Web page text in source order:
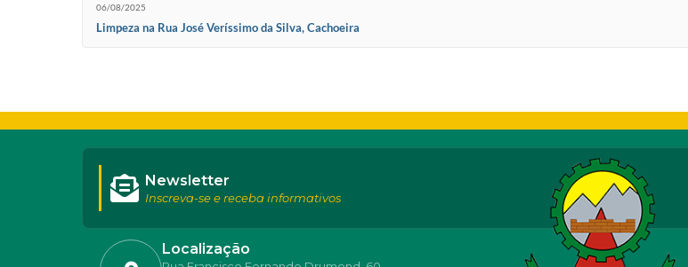
06/08/2025
Limpeza na Rua José Veríssimo da Silva, Cachoeira
Localização
Newsletter
Inscreva-se e receba informativos